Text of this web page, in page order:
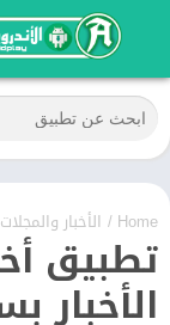
Home
/ الأخبار والمجلات